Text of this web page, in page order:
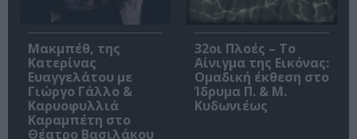
Μακμπέθ, της
Κατερίνας
Ευαγγελάτου με
Γιώργο Γάλλο &
Καρυοφυλλιά
Καραμπέτη στο
Θέατρο Βασιλάκου
32οι Πλοές – Το
Αίνιγμα της Εικόνας:
Ομαδική έκθεση στο
Ίδρυμα Π. & Μ.
Κυδωνιέως